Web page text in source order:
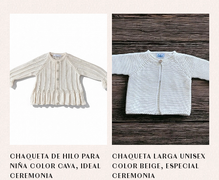
CHAQUETA DE HILO PARA
NIÑA COLOR CAVA, IDEAL
CEREMONIA
CHAQUETA LARGA UNISEX
COLOR BEIGE, ESPECIAL
CEREMONIA